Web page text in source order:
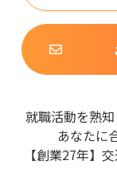
就職活動を熟
あなたに
【創業27年】